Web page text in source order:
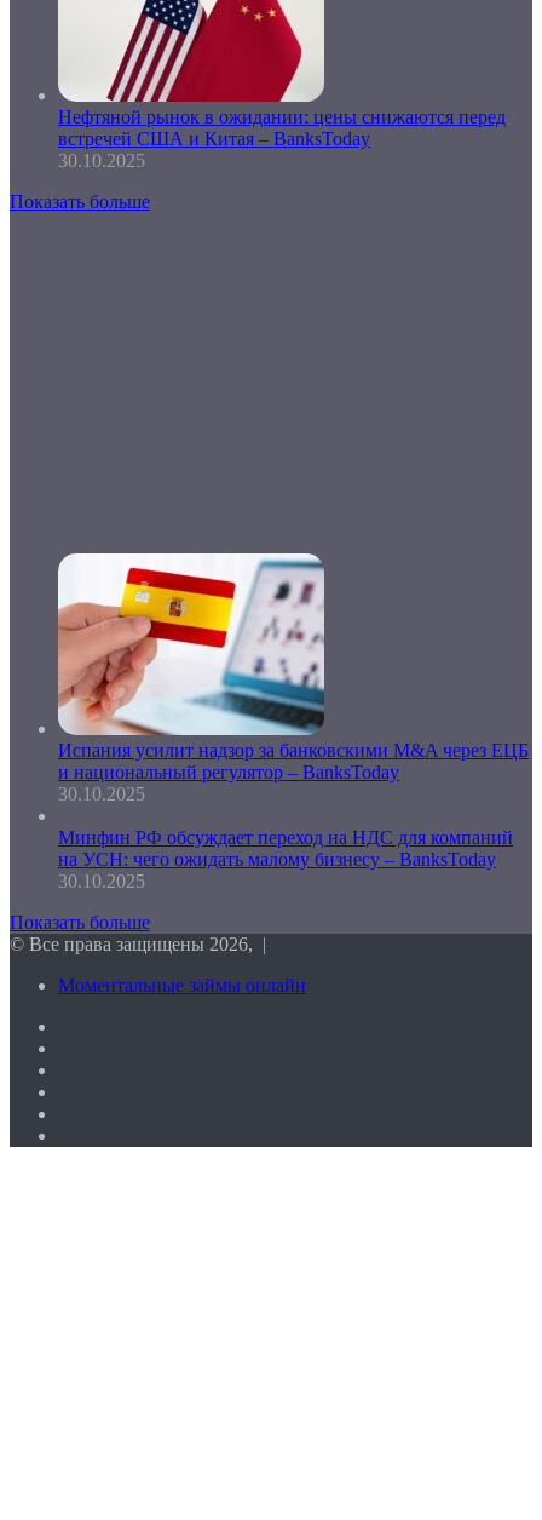
Нефтяной рынок в ожидании: цены снижаются перед
встречей США и Китая – BanksToday
30.10.2025
Показать больше
Испания усилит надзор за банковскими M&A через ЕЦБ
и национальный регулятор – BanksToday
30.10.2025
Минфин РФ обсуждает переход на НДС для компаний
на УСН: чего ожидать малому бизнесу – BanksToday
30.10.2025
Показать больше
© Все права защищены 2026, |
Моментальные займы онлайн